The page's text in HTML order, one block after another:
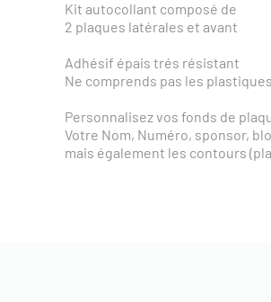
Kit autocollant composé de
2 plaques latérales et avant
Adhésif épais trés résistant
Ne comprends pas les plastiques
Personnalisez vos fonds de
Votre Nom, Numéro, sponsor,
mais également les contours